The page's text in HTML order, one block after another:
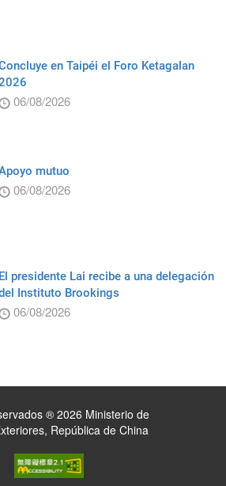
en Taipéi el Foro Ketagalan
06/08/2026
mutuo
06/08/2026
El presidente Lai recibe a una delegación
Instituto Brookings
06/08/2026
® 2026 Ministerio de
República de China